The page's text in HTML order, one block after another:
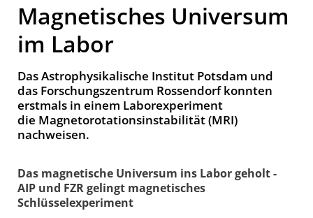
Magnetisches Universum
im Labor
Das Astrophysikalische Institut Potsdam und
das Forschungszentrum Rossendorf konnten
erstmals in einem Laborexperiment
die Magnetorotationsinstabilität (MRI)
nachweisen.
Das magnetische Universum ins Labor geholt -
AIP und FZR gelingt magnetisches
Schlüsselexperiment